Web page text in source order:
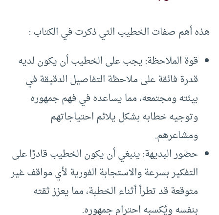
هذه أهم صفات الخطيب التي ذكرت في الكتاب :
قوة الملاحظة: يجب على الخطيب أن يكون لديه
قدرة فائقة على ملاحظة التفاصيل الدقيقة في
بيئته ومجتمعه، مما يساعده في فهم جمهوره
وتوجيه خطابه بشكل يلائم احتياجاتهم
ومشاعرهم.
حضور البديهة: ينبغي أن يكون الخطيب قادرًا على
التفكير بسرعة والاستجابة الفورية لأي مواقف غير
متوقعة قد تطرأ أثناء الخطبة، مما يعزز ثقته
بنفسه ويُكسبه احترام جمهوره.